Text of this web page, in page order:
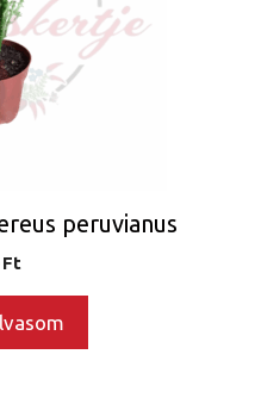
peruvianus
Ft